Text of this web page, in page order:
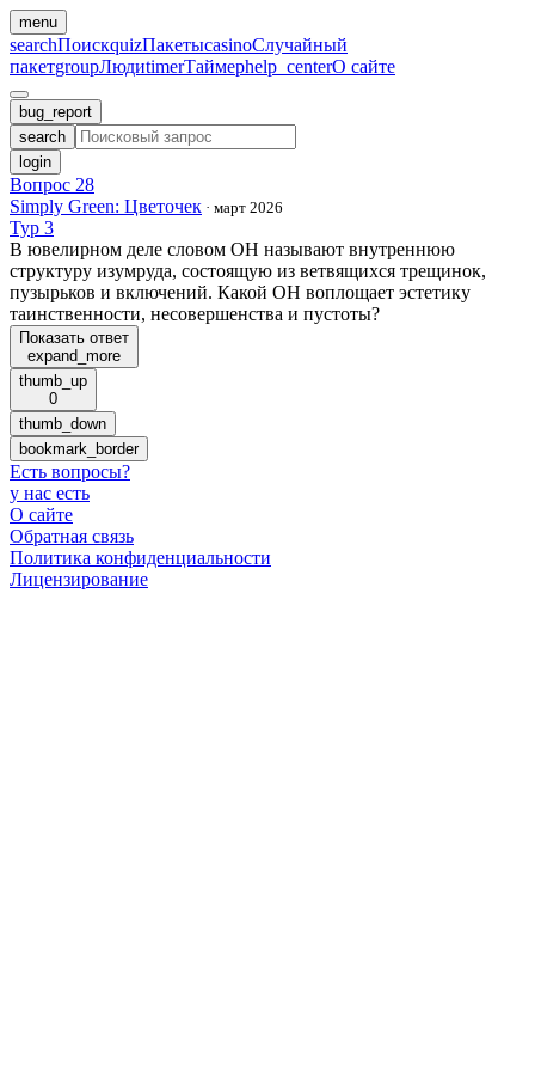
menu
searchПоискquizПакетыcasinoСлучайный
пакетgroupЛюдиtimerТаймерhelp_centerО сайте
bug_report
search
login
Вопрос 28
Simply Green: Цветочек · март 2026
Тур 3
В ювелирном деле словом ОН называют внутреннюю
структуру изумруда, состоящую из ветвящихся трещинок,
пузырьков и включений. Какой ОН воплощает эстетику
таинственности, несовершенства и пустоты?
Показать ответ
expand_more
thumb_up
0
thumb_down
bookmark_border
Есть вопросы?
у нас есть
О сайте
Обратная связь
Политика конфиденциальности
Лицензирование